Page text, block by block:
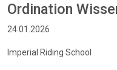
Ordination
24.01.2026
Imperial Riding School